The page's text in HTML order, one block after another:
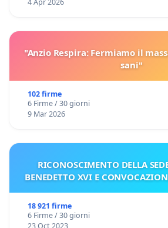
"Anzio Respira: Fermiamo il
sani"
102 firme
6 Firme / 30 giorni
9 Mar 2026
RICONOSCIMENTO DELLA
BENEDETTO XVI E
18 921 firme
6 Firme / 30 giorni
23 Oct 2023